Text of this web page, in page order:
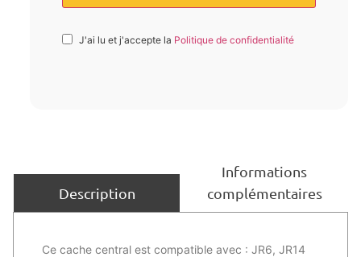
J'ai lu et j'accepte la Politique de confidentialité
Description
Informations
complémentaires
Ce cache central est compatible avec : JR6, JR14